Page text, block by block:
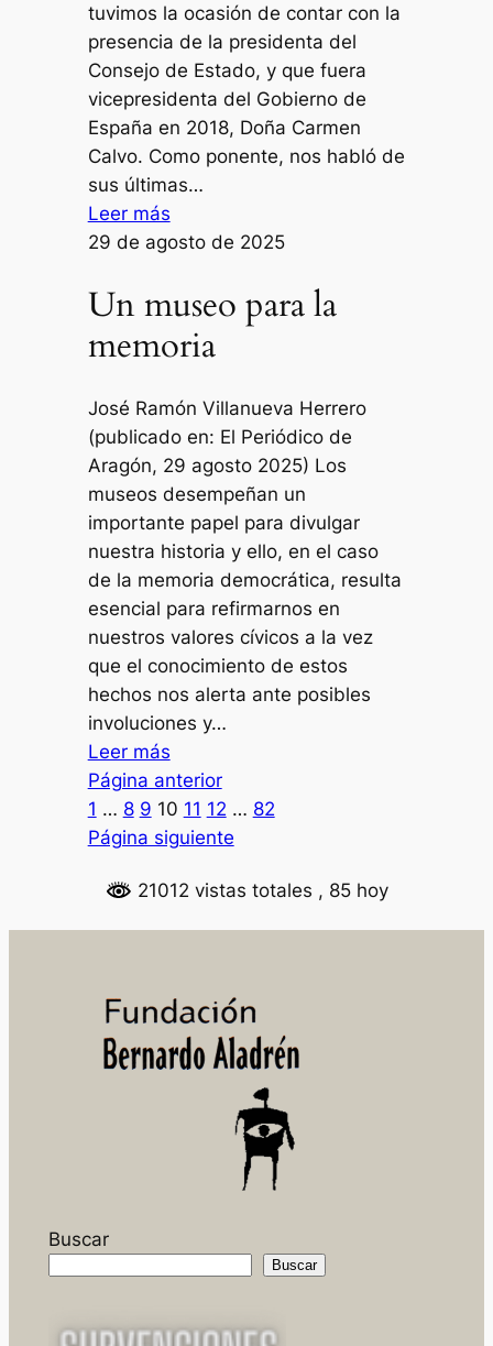
tuvimos la ocasión de contar con la
presencia de la presidenta del
Consejo de Estado, y que fuera
vicepresidenta del Gobierno de
España en 2018, Doña Carmen
Calvo. Como ponente, nos habló de
sus últimas…
Leer más:
Cena
–
Presidenta
del
de
Estado,
Doña
Carmen
Calvo
29 de agosto de 2025
Un museo para la
memoria
José Ramón Villanueva Herrero
(publicado en: El Periódico de
Aragón, 29 agosto 2025) Los
museos desempeñan un
importante papel para divulgar
nuestra historia y ello, en el caso
de la memoria democrática, resulta
esencial para refirmarnos en
nuestros valores cívicos a la vez
que el conocimiento de estos
hechos nos alerta ante posibles
involuciones y…
Leer más:
Un
museo
para
memoria
Página anterior
1 … 8 9 10 11 12 … 82
Página siguiente
21012 vistas totales , 85 hoy
Buscar
Buscar